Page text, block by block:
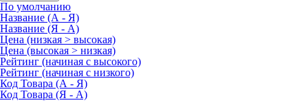
По умолчанию
Название (А - Я)
Название (Я - А)
Цена (низкая > высокая)
Цена (высокая > низкая)
Рейтинг (начиная с высокого)
Рейтинг (начиная с низкого)
Код Товара (А - Я)
Код Товара (Я - А)